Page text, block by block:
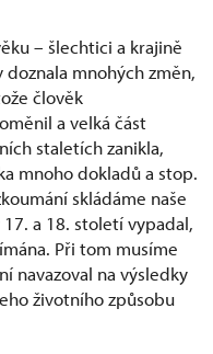
– šlechtici a krajině
mnohých změn,
člověk
a velká část
staletích zanikla,
mnoho dokladů a stop.
skládáme naše
a 18. století vypadal,
Při tom musíme
navazoval na výsledky
životního způsobu